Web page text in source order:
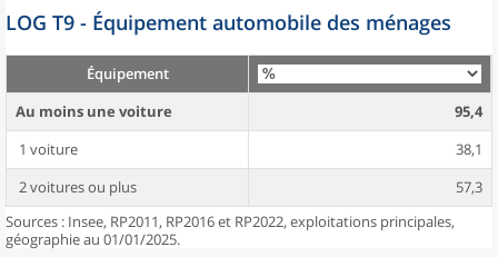
LOG T9 - Équipement automobile des ménages
Équipement
Au moins une voiture
95,4
1 voiture
38,1
2 voitures ou plus
57,3
Sources : Insee, RP2011, RP2016 et RP2022, exploitations principales,
géographie au 01/01/2025.